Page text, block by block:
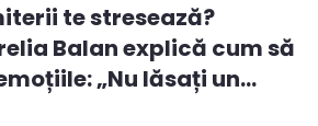
te stresează?
Balan explică cum să
„Nu lăsați un